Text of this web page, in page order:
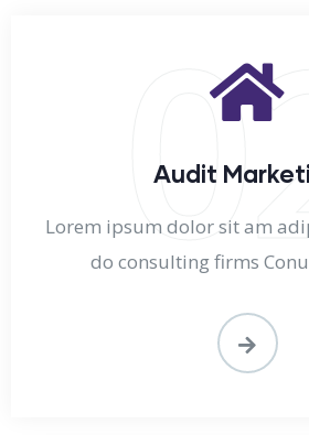
Audit
Lorem ipsum dolor sit am
do consulting firms